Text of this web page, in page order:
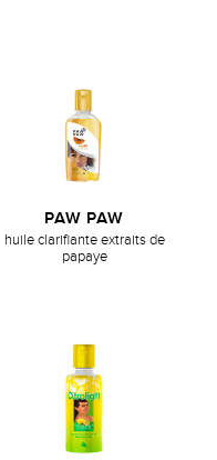
PAW PAW
huile clarifiante extraits de
papaye